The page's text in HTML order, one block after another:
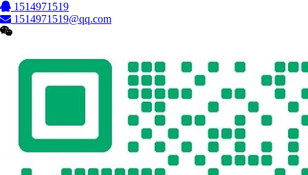
1514971519
1514971519@qq.com